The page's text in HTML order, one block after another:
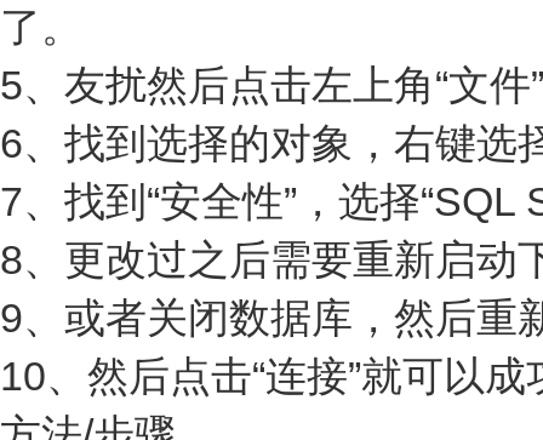
了。
5、友扰然后点击左上角“文
6、找到选择的对象，右键选
7、找到“安全性”，选择
8、更改过之后需要重新启动
9、或者关闭数据库，然后重
10、然后点击“连接”就可以